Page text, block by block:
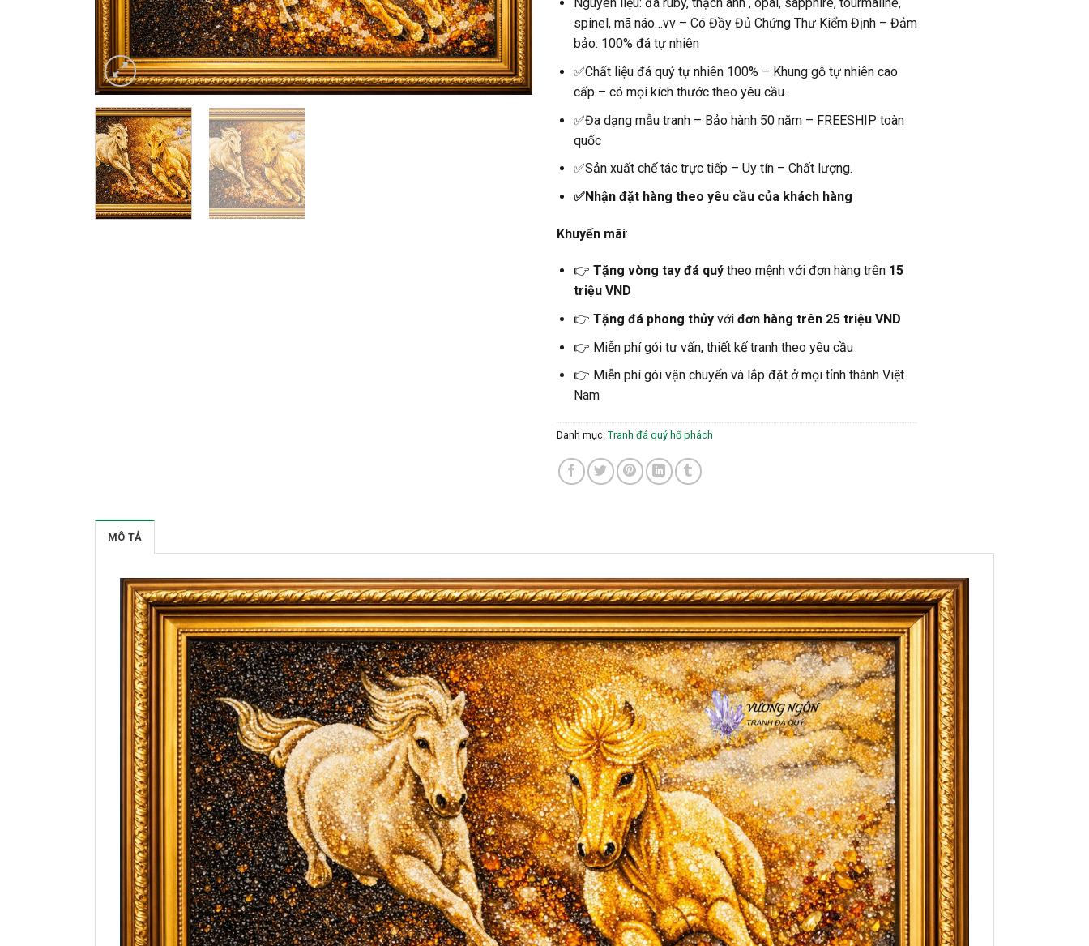
Nguyên liệu: đá ruby, thạch anh , opal, sapphire, tourmaline,
spinel, mã náo…vv – Có Đầy Đủ Chứng Thư Kiểm Định – Đảm
bảo: 100% đá tự nhiên
✅Chất liệu đá quý tự nhiên 100% – Khung gỗ tự nhiên cao
cấp – có mọi kích thước theo yêu cầu.
✅Đa dạng mẫu tranh – Bảo hành 50 năm – FREESHIP toàn
quốc
✅Sản xuất chế tác trực tiếp – Uy tín – Chất lượng.
✅Nhận đặt hàng theo yêu cầu của khách hàng
Khuyến mãi:
👉 Tặng vòng tay đá quýtheo mệnh với đơn hàng trên 15
triệu VND
👉 Tặng đá phong thủyvới đơn hàng trên 25 triệu VND
👉 Miễn phí gói tư vấn, thiết kế tranh theo yêu cầu
👉 Miễn phí gói vận chuyển và lắp đặt ở mọi tỉnh thành Việt
Nam
Danh mục: Tranh đá quý hổ phách
MÔ TẢ